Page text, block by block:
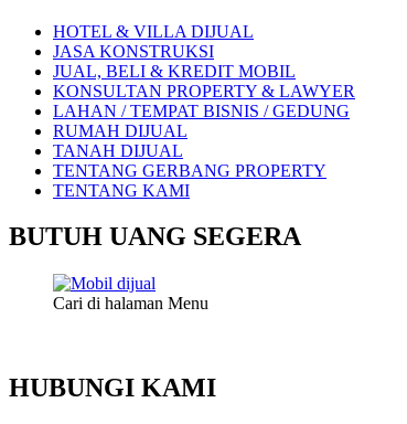
HOTEL & VILLA DIJUAL
JASA KONSTRUKSI
JUAL, BELI & KREDIT MOBIL
KONSULTAN PROPERTY & LAWYER
LAHAN / TEMPAT BISNIS / GEDUNG
RUMAH DIJUAL
TANAH DIJUAL
TENTANG GERBANG PROPERTY
TENTANG KAMI
BUTUH UANG SEGERA
Cari di halaman Menu
HUBUNGI KAMI